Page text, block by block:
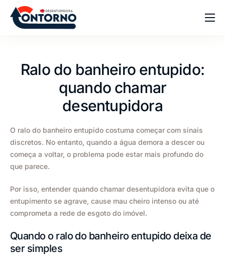
Serviços
Contato
Ralo do banheiro entupido:
quando chamar
desentupidora
O ralo do banheiro entupido costuma começar com sinais
discretos. No entanto, quando a água demora a descer ou
começa a voltar, o problema pode estar mais profundo do
que parece.
Por isso, entender quando chamar desentupidora evita que o
entupimento se agrave, cause mau cheiro intenso ou até
comprometa a rede de esgoto do imóvel.
Quando o ralo do banheiro entupido deixa de
ser simples